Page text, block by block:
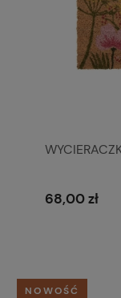
68,00 zł
NOWOŚĆ